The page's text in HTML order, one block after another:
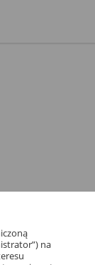
na